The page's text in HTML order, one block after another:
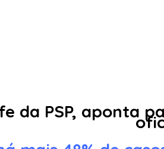
da PSP, aponta